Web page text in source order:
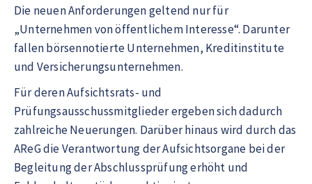
Die neuen Anforderungen geltend nur für
„Unternehmen von öffentlichem Interesse“. Darunter
fallen börsennotierte Unternehmen, Kreditinstitute
und Versicherungsunternehmen.
Für deren Aufsichtsrats- und
Prüfungsausschussmitglieder ergeben sich dadurch
zahlreiche Neuerungen. Darüber hinaus wird durch das
AReG die Verantwortung der Aufsichtsorgane bei der
Begleitung der Abschlussprüfung erhöht und